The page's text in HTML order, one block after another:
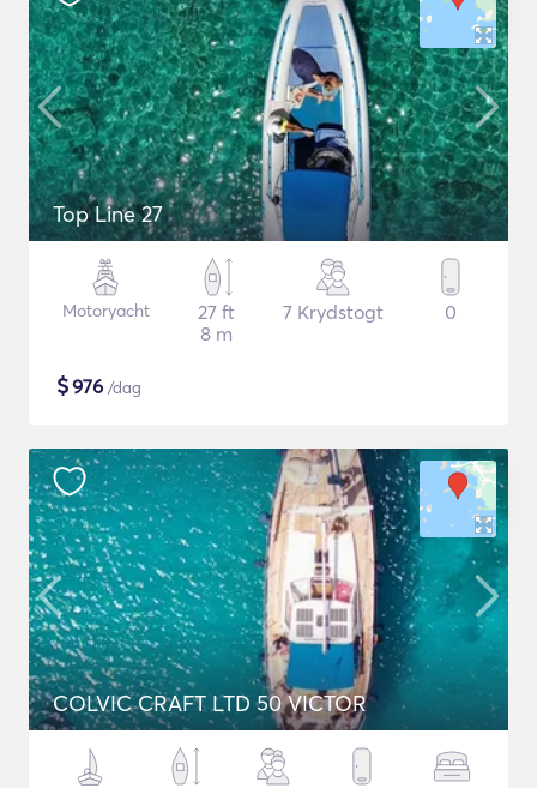
Top Line 27
Motoryacht
27 ft
8 m
7 Krydstogt 0
$976 /dag
COLVIC CRAFT LTD 50 VICTOR